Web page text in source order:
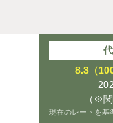
8.3（
（※
現在のレートを基